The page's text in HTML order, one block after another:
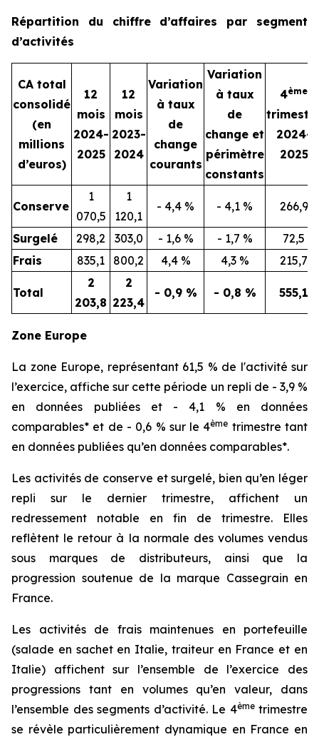
Répartition du chiffre d’affaires par segment
d’activités
CA total
consolidé
(en
millions
d’euros)
12
mois
2024-
2025
12
mois
2023-
2024
Variation
à taux
de
change
courants
Variation
à taux
de
change et
périmètre
constants
4ème
2024-
2025
Conserve
1
070,5
1
120,1
- 4,4 % - 4,1 % 266,9
Surgelé 298,2 303,0 - 1,6 % - 1,7 %
72,5
Frais
835,1 800,2 4,4 % 4,3 % 215,7
Total
2
203,8
2
223,4
- 0,9 % - 0,8 % 555,1
Zone Europe
La zone Europe, représentant 61,5 % de l'activité sur
l’exercice, affiche sur cette période un repli de - 3,9 %
en données publiées et - 4,1 % en données
comparables* et de - 0,6 % sur le 4ème trimestre tant
en données publiées qu’en données comparables*.
Les activités de conserve et surgelé, bien qu’en léger
repli sur le dernier trimestre, affichent un
redressement notable en fin de trimestre. Elles
reflètent le retour à la normale des volumes vendus
sous marques de distributeurs, ainsi que la
progression soutenue de la marque Cassegrain en
France.
Les activités de frais maintenues en portefeuille
(salade en sachet en Italie, traiteur en France et en
Italie) affichent sur l’ensemble de l’exercice des
progressions tant en volumes qu’en valeur, dans
l’ensemble des segments d’activité. Le 4èmetrimestre
se révèle particulièrement dynamique en France en